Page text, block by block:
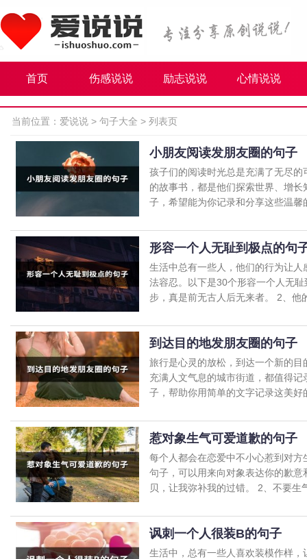
首页 伤感说说 励志说说 心情说说
当前位置： 爱说说 > 句子大全 > 列表页
小朋友阅读发朋友圈的句子
孩子们的阅读时光总是充满了无尽
的故事书，都是他们探索世界、增
子，希望能为你记录和分享这些温馨
形容一个人无耻到极点的句
生活中总有一些人，他们的行为让
法容忍。以下是30个形容一个人无
步，真是前无古人后无来者。 2、他
到达目的地发朋友圈的句子
旅行是心灵的放松，到达一个新的
充满人文气息的城市街道，都值得
子，帮助你用简单的文字记录这美好
惹对象生气可爱道歉的句子
每个人都会在恋爱中不小心惹到对
句子，可以用来向对象表达你的歉
贝，让我弥补我的过错。 2、不要生
讽刺一个人很装B的句子
生活中，总有一些人喜欢装模作样